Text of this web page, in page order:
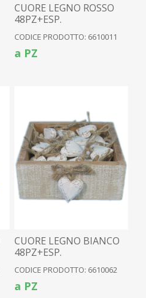
CUORE LEGNO ROSSO
48PZ+ESP.
CODICE PRODOTTO: 6610011
a PZ
CUORE LEGNO BIANCO
48PZ+ESP.
CODICE PRODOTTO: 6610062
a PZ